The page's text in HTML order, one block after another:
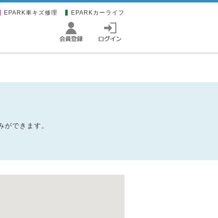
EPARK車キズ修理 EPARKカーライフ
できます。